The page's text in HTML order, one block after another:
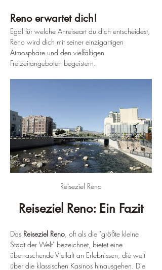
Reno erwartet dich!
Egal für welche Anreiseart du dich entscheidest,
Reno wird dich mit seiner einzigartigen
Atmosphäre und den vielfältigen
Freizeitangeboten begeistern.
Reiseziel Reno
Reiseziel Reno: Ein Fazit
Das Reiseziel Reno, oft als die "größte kleine
Stadt der Welt" bezeichnet, bietet eine
überraschende Vielfalt an Erlebnissen, die weit
über die klassischen Kasinos hinausgehen. Die